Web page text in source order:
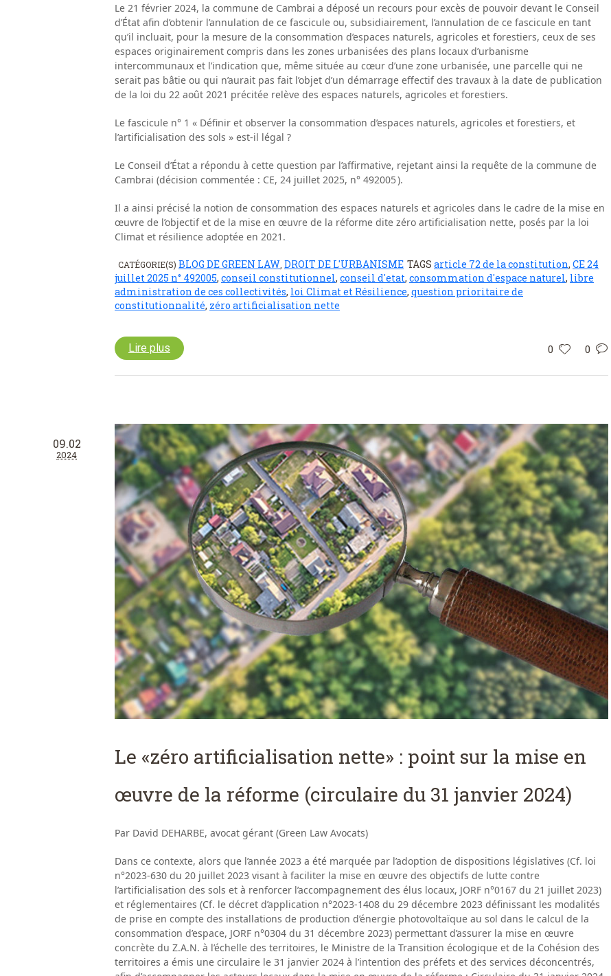
Le 21 février 2024, la commune de Cambrai a déposé un recours pour excès de pouvoir devant le Conseil
d’État afin d’obtenir l’annulation de ce fascicule ou, subsidiairement, l’annulation de ce fascicule en tant
qu’il incluait, pour la mesure de la consommation d’espaces naturels, agricoles et forestiers, ceux de ses
espaces originairement compris dans les zones urbanisées des plans locaux d’urbanisme
intercommunaux et l’indication que, même située au cœur d’une zone urbanisée, une parcelle qui ne
serait pas bâtie ou qui n’aurait pas fait l’objet d’un démarrage effectif des travaux à la date de publication
de la loi du 22 août 2021 précitée relève des espaces naturels, agricoles et forestiers.
Le fascicule n° 1 « Définir et observer la consommation d’espaces naturels, agricoles et forestiers, et
l’artificialisation des sols » est-il légal ?
Le Conseil d’État a répondu à cette question par l’affirmative, rejetant ainsi la requête de la commune de
Cambrai (décision commentée : CE, 24 juillet 2025, n° 492005 ).
Il a ainsi précisé la notion de consommation des espaces naturels et agricoles dans le cadre de la mise en
œuvre de l’objectif et de la mise en œuvre de la réforme dite zéro artificialisation nette, posés par la loi
Climat et résilience adoptée en 2021.
CATÉGORIE(S) BLOG DE GREEN LAW DROIT DE L'URBANISME TAGS article 72 de la constitution, CE 24
juillet 2025 n° 492005, conseil constitutionnel, conseil d'etat, consommation d'espace naturel, libre
administration de ces collectivités, loi Climat et Résilience, question prioritaire de
constitutionnalité, zéro artificialisation nette
0 0
Lire plus
09.02
2024
Le «zéro artificialisation nette» : point sur la mise en
œuvre de la réforme (circulaire du 31 janvier 2024)
Par David DEHARBE, avocat gérant (Green Law Avocats)
Dans ce contexte, alors que l’année 2023 a été marquée par l’adoption de dispositions législatives (Cf. loi
n°2023-630 du 20 juillet 2023 visant à faciliter la mise en œuvre des objectifs de lutte contre
l’artificialisation des sols et à renforcer l’accompagnement des élus locaux, JORF n°0167 du 21 juillet 2023)
et réglementaires (Cf. le décret d’application n°2023-1408 du 29 décembre 2023 définissant les modalités
de prise en compte des installations de production d’énergie photovoltaïque au sol dans le calcul de la
consommation d’espace, JORF n°0304 du 31 décembre 2023) permettant d’assurer la mise en œuvre
concrète du Z.A.N. à l’échelle des territoires, le Ministre de la Transition écologique et de la Cohésion des
territoires a émis une circulaire le 31 janvier 2024 à l’intention des préfets et des services déconcentrés,